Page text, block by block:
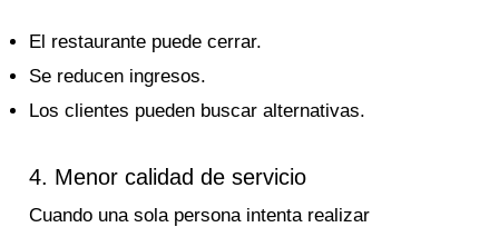
El restaurante puede cerrar.
Se reducen ingresos.
Los clientes pueden buscar alternativas.
4. Menor calidad de servicio
Cuando una sola persona intenta realizar